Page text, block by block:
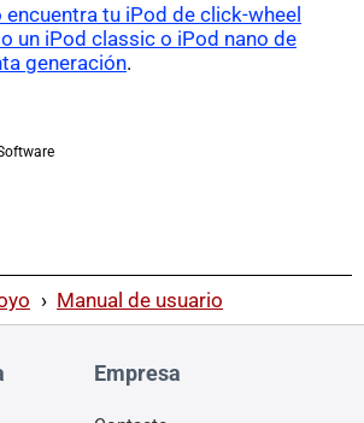
encuentra tu iPod de click-wheel
un iPod classic o iPod nano de
generación.
› Manual de usuario
Empresa